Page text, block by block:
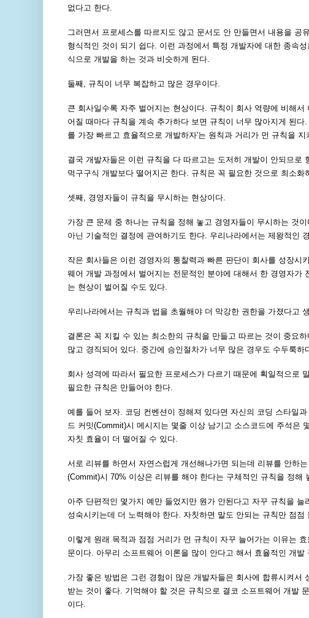
없다고 한다.
그러면서 프로세스를 따르지도 않고 문서도 안 만들면서 내용을
형식적인 것이 되기 쉽다. 이런 과정에서 특정 개발자에 대한 종속
식으로 개발을 하는 것과 비슷하게 된다.
둘째, 규칙이 너무 복잡하고 많은 경우이다.
큰 회사일수록 자주 벌어지는 현상이다. 규칙이 회사 역량에 비해
어질 때마다 규칙을 계속 추가하다 보면 규칙이 너무 많아지게 된
를 가장 빠르고 효율적으로 개발하자'는 원칙과 거리가 먼 규칙을
결국 개발자들은 이런 규칙을 다 따르고는 도저히 개발이 안되므
먹구구식 개발보다 떨어지곤 한다. 규칙은 꼭 필요한 것으로 최소
셋째, 경영자들이 규칙을 무시하는 현상이다.
가장 큰 문제 중 하나는 규칙을 정해 놓고 경영자들이 무시하는 것
아닌 기술적인 결정에 관여하기도 한다. 우리나라에서는 제왕적인
작은 회사들은 이런 경영자의 통찰력과 빠른 판단이 회사를 성장
웨어 개발 과정에서 벌어지는 전문적인 분야에 대해서 한 경영자
는 현상이 벌어질 수도 있다.
우리나라에서는 규칙과 법을 초월해야 더 막강한 권한을 가졌다고
결론은 꼭 지킬 수 있는 최소한의 규칙을 만들고 따르는 것이 중요
많고 경직되어 있다. 중간에 승인절차가 너무 많은 경우도 수두룩하
회사 성격에 따라서 필요한 프로세스가 다르기 때문에 획일적으로
필요한 규칙은 만들어야 한다.
예를 들어 보자. 코딩 컨벤션이 정해져 있다면 자신의 코딩 스타일
드 커밋(Commit)시 메시지는 몇줄 이상 남기고 소스코드에 주석은
자칫 효율이 더 떨어질 수 있다.
서로 리뷰를 하면서 자연스럽게 개선해나가면 되는데 리뷰를 안하
(Commit)시 70% 이상은 리뷰를 해야 한다는 구체적인 규칙을 정해
아주 단편적인 몇가지 예만 들었지만 뭔가 안된다고 자꾸 규칙을
성숙시키는데 더 노력해야 한다. 자칫하면 말도 안되는 규칙만 점
이렇게 원래 목적과 점점 거리가 먼 규칙이 자꾸 늘어가는 이유는
문이다. 아무리 소프트웨어 이론을 많이 안다고 해서 효율적인 개발
가장 좋은 방법은 그런 경험이 많은 개발자들은 회사에 합류시켜
받는 것이 좋다. 기억해야 할 것은 규칙으로 결코 소프트웨어 개발
이다.